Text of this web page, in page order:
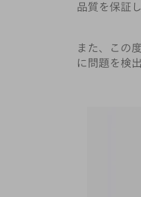
品質を保証
また、この
に問題を検